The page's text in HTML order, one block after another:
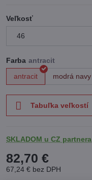
Veľkosť
Farba
antracit
modrá navy
Tabuľka veľkostí
SKLADOM u CZ partnera
82,70 €
67,24 € bez DPH